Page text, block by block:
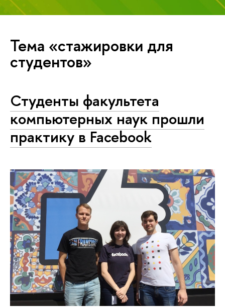
Тема «стажировки для
студентов»
Студенты факультета
компьютерных наук прошли
практику в Facebook